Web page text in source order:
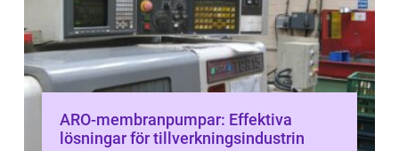
ARO-membranpumpar: Effektiva
lösningar för tillverkningsindustrin